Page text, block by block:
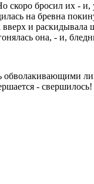
скоро бросил их -
на бревна
и
она, - и,
- свершилось!